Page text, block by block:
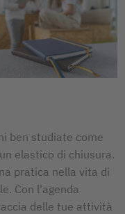
ben studiate come
elastico di chiusura.
pratica nella vita di
Con l'agenda
delle tue attività